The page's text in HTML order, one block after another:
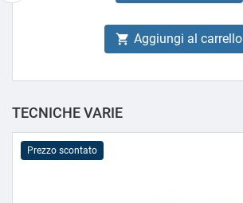
 Aggiungi al carrello
TECNICHE VARIE
Prezzo scontato